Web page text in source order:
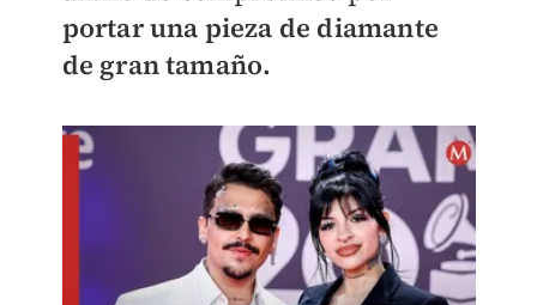
portar una pieza de diamante
de gran tamaño.